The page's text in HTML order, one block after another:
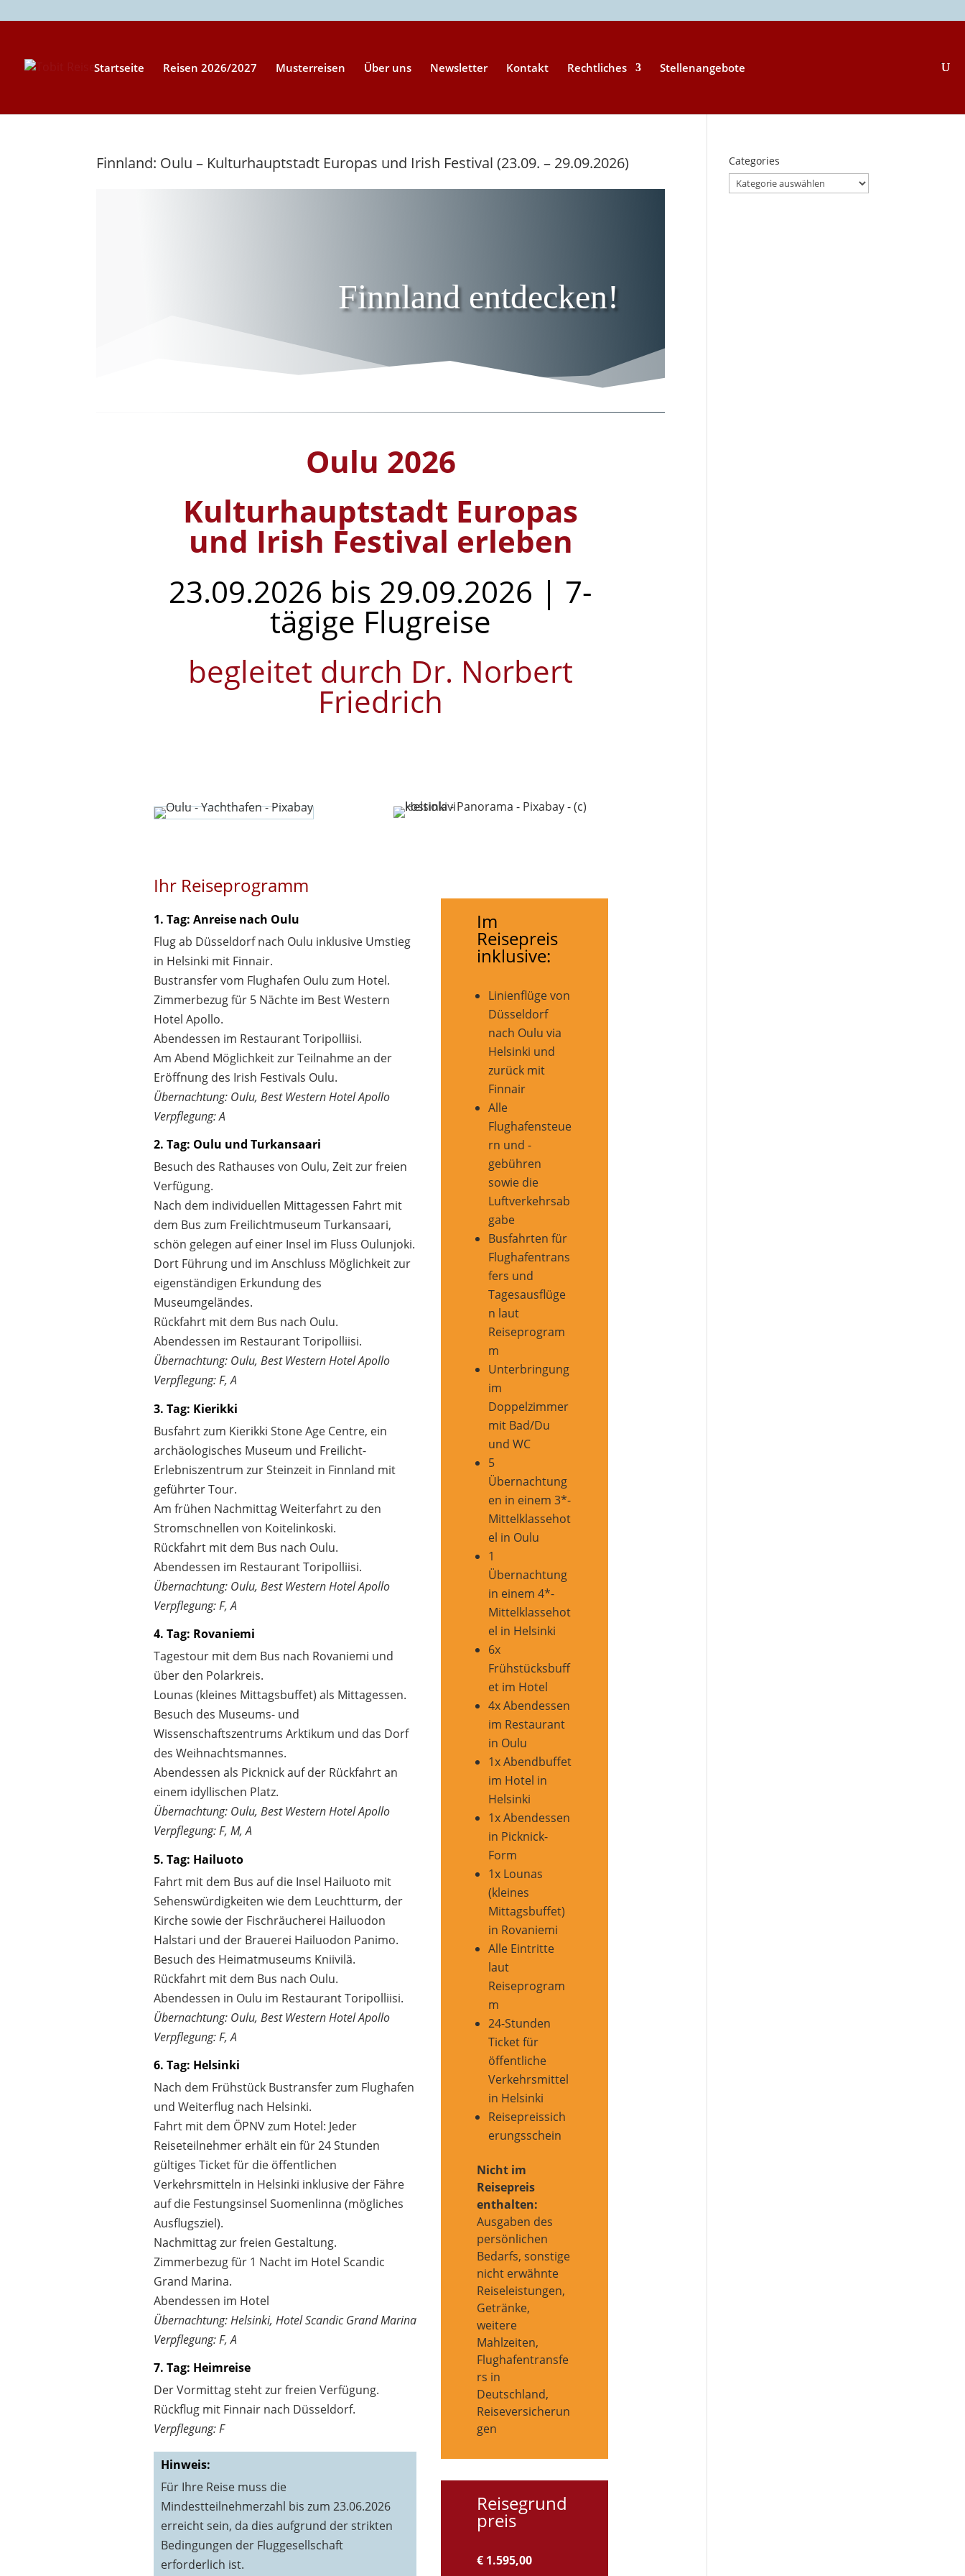
Startseite Reisen 2026/2027 Musterreisen Über uns Newsletter Kontakt Rechtliches Stellenangebote
Finnland: Oulu – Kulturhauptstadt Europas und Irish Festival (23.09. – 29.09.2026)
Finnland entdecken!
Oulu 2026
Kulturhauptstadt Europas
und Irish Festival erleben
23.09.2026 bis 29.09.2026 | 7-
tägige Flugreise
begleitet durch Dr. Norbert
Friedrich
Ihr Reiseprogramm
1. Tag: Anreise nach Oulu
Flug ab Düsseldorf nach Oulu inklusive Umstieg
in Helsinki mit Finnair.
Bustransfer vom Flughafen Oulu zum Hotel.
Zimmerbezug für 5 Nächte im Best Western
Hotel Apollo.
Abendessen im Restaurant Toripolliisi.
Am Abend Möglichkeit zur Teilnahme an der
Eröffnung des Irish Festivals Oulu.
Übernachtung: Oulu, Best Western Hotel Apollo
Verpflegung: A
2. Tag: Oulu und Turkansaari
Besuch des Rathauses von Oulu, Zeit zur freien
Verfügung.
Nach dem individuellen Mittagessen Fahrt mit
dem Bus zum Freilichtmuseum Turkansaari,
schön gelegen auf einer Insel im Fluss Oulunjoki.
Dort Führung und im Anschluss Möglichkeit zur
eigenständigen Erkundung des
Museumgeländes.
Rückfahrt mit dem Bus nach Oulu.
Abendessen im Restaurant Toripolliisi.
Übernachtung: Oulu, Best Western Hotel Apollo
Verpflegung: F, A
3. Tag: Kierikki
Busfahrt zum Kierikki Stone Age Centre, ein
archäologisches Museum und Freilicht-
Erlebniszentrum zur Steinzeit in Finnland mit
geführter Tour.
Am frühen Nachmittag Weiterfahrt zu den
Stromschnellen von Koitelinkoski.
Rückfahrt mit dem Bus nach Oulu.
Abendessen im Restaurant Toripolliisi.
Übernachtung: Oulu, Best Western Hotel Apollo
Verpflegung: F, A
4. Tag: Rovaniemi
Tagestour mit dem Bus nach Rovaniemi und
über den Polarkreis.
Lounas (kleines Mittagsbuffet) als Mittagessen.
Besuch des Museums- und
Wissenschaftszentrums Arktikum und das Dorf
des Weihnachtsmannes.
Abendessen als Picknick auf der Rückfahrt an
einem idyllischen Platz.
Übernachtung: Oulu, Best Western Hotel Apollo
Verpflegung: F, M, A
5. Tag: Hailuoto
Fahrt mit dem Bus auf die Insel Hailuoto mit
Sehenswürdigkeiten wie dem Leuchtturm, der
Kirche sowie der Fischräucherei Hailuodon
Halstari und der Brauerei Hailuodon Panimo.
Besuch des Heimatmuseums Kniivilä.
Rückfahrt mit dem Bus nach Oulu.
Abendessen in Oulu im Restaurant Toripolliisi.
Übernachtung: Oulu, Best Western Hotel Apollo
Verpflegung: F, A
6. Tag: Helsinki
Nach dem Frühstück Bustransfer zum Flughafen
und Weiterflug nach Helsinki.
Fahrt mit dem ÖPNV zum Hotel: Jeder
Reiseteilnehmer erhält ein für 24 Stunden
gültiges Ticket für die öffentlichen
Verkehrsmitteln in Helsinki inklusive der Fähre
auf die Festungsinsel Suomenlinna (mögliches
Ausflugsziel).
Nachmittag zur freien Gestaltung.
Zimmerbezug für 1 Nacht im Hotel Scandic
Grand Marina.
Abendessen im Hotel
Übernachtung: Helsinki, Hotel Scandic Grand Marina
Verpflegung: F, A
7. Tag: Heimreise
Der Vormittag steht zur freien Verfügung.
Rückflug mit Finnair nach Düsseldorf.
Verpflegung: F
Hinweis:
Für Ihre Reise muss die
Mindestteilnehmerzahl bis zum 23.06.2026
erreicht sein, da dies aufgrund der strikten
Bedingungen der Fluggesellschaft
erforderlich ist.
Im
Reisepreis
inklusive:
Linienflüge von
Düsseldorf
nach Oulu via
Helsinki und
zurück mit
Finnair
Alle
Flughafensteue
rn und -
gebühren
sowie die
Luftverkehrsab
gabe
Busfahrten für
Flughafentrans
fers und
Tagesausflüge
n laut
Reiseprogram
m
Unterbringung
im
Doppelzimmer
mit Bad/Du
und WC
5
Übernachtung
en in einem 3*-
Mittelklassehot
el in Oulu
1
Übernachtung
in einem 4*-
Mittelklassehot
el in Helsinki
6x
Frühstücksbuff
et im Hotel
4x Abendessen
im Restaurant
in Oulu
1x Abendbuffet
im Hotel in
Helsinki
1x Abendessen
in Picknick-
Form
1x Lounas
(kleines
Mittagsbuffet)
in Rovaniemi
Alle Eintritte
laut
Reiseprogram
m
24-Stunden
Ticket für
öffentliche
Verkehrsmittel
in Helsinki
Reisepreissich
erungsschein
Nicht im
Reisepreis
enthalten:
Ausgaben des
persönlichen
Bedarfs, sonstige
nicht erwähnte
Reiseleistungen,
Getränke,
weitere
Mahlzeiten,
Flughafentransfe
rs in
Deutschland,
Reiseversicherun
gen
Reisegrund
preis
€ 1.595,00
Categories
Categories